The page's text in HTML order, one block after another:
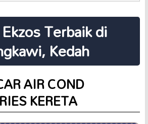
Terbaik di
Kedah
AIR COND
KERETA